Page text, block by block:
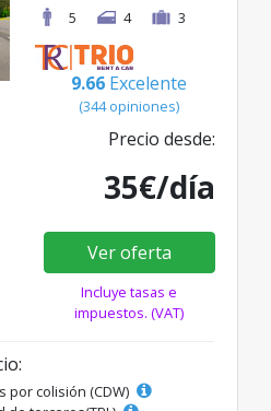
5
4 3
9.66 Excelente
(344 opiniones)
Precio desde:
35€/día
Ver oferta
Incluye tasas e
impuestos. (VAT)
por colisión (CDW)